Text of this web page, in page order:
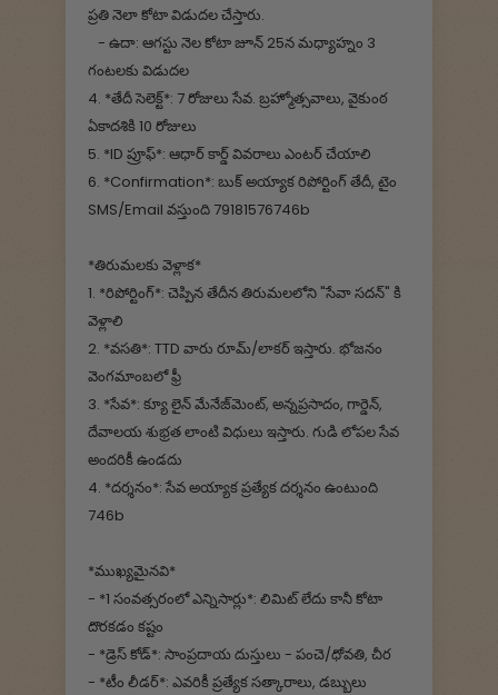
ప్రతి నెలా కోటా విడుదల చేస్తారు.
- ఉదా: ఆగస్టు నెల కోటా జూన్ 25న మధ్యాహ్నం 3
గంటలకు విడుదల
4. *తేదీ సెలెక్ట్*: 7 రోజులు సేవ. బ్రహ్మోత్సవాలు, వైకుంఠ
ఏకాదశికి 10 రోజులు
5. *ID ప్రూఫ్*: ఆధార్ కార్డ్ వివరాలు ఎంటర్ చేయాలి
6. *Confirmation*: బుక్ అయ్యాక రిపోర్టింగ్ తేదీ, టైం
SMS/Email వస్తుంది 79181576746b
*తిరుమలకు వెళ్లాక*
1. *రిపోర్టింగ్*: చెప్పిన తేదీన తిరుమలలోని "సేవా సదన్" కి
వెళ్లాలి
2. *వసతి*: TTD వారు రూమ్/లాకర్ ఇస్తారు. భోజనం
వెంగమాంబలో ఫ్రీ
3. *సేవ*: క్యూ లైన్ మేనేజ్‌మెంట్, అన్నప్రసాదం, గార్డెన్,
దేవాలయ శుభ్రత లాంటి విధులు ఇస్తారు. గుడి లోపల సేవ
అందరికీ ఉండదు
4. *దర్శనం*: సేవ అయ్యాక ప్రత్యేక దర్శనం ఉంటుంది
746b
*ముఖ్యమైనవి*
- *1 సంవత్సరంలో ఎన్నిసార్లు*: లిమిట్ లేదు కానీ కోటా
దొరకడం కష్టం
- *డ్రెస్ కోడ్*: సాంప్రదాయ దుస్తులు - పంచె/ధోవతి, చీర
- *టీం లీడర్*: ఎవరికీ ప్రత్యేక సత్కారాలు, డబ్బులు